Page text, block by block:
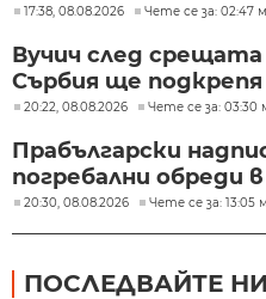
17:38, 08.08.2026 Чете се за: 02:47
Вучич след срещата
Сърбия ще
20:22, 08.08.2026 Чете се за: 03:30
Прабългарски
погребални обреди
20:30, 08.08.2026 Чете се за: 13:05
ПОСЛЕДВАЙТЕ